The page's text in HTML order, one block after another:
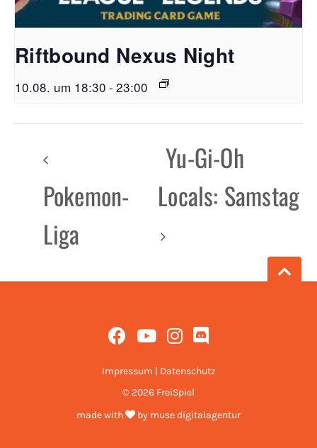
Riftbound Nexus Night
10.08. um 18:30 - 23:00
Pokemon-
Liga
Yu-Gi-Oh
Locals: Samstag
Impressum | Datenschutz
© 2026 FreiSpiel
made with
by muse digitalagentur